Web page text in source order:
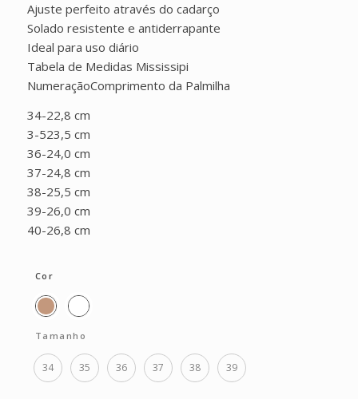
Ajuste perfeito através do cadarço
Solado resistente e antiderrapante
Ideal para uso diário
Tabela de Medidas Mississipi
NumeraçãoComprimento da Palmilha
34-22,8 cm
3-523,5 cm
36-24,0 cm
37-24,8 cm
38-25,5 cm
39-26,0 cm
40-26,8 cm
Cor
Tamanho
34 35 36 37 38 39